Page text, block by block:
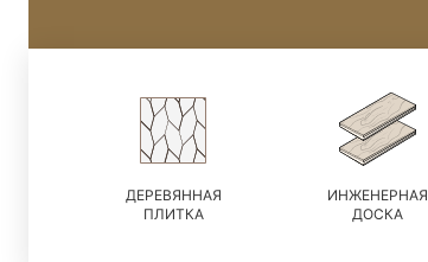
ДЕРЕВЯННАЯ
ПЛИТКА
ИНЖЕНЕРНАЯ
ДОСКА